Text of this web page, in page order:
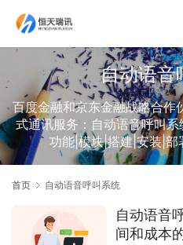
自动语音
百度金融和京东金融战略合作
式通讯服务：自动语音呼叫
功能|模块|搭建|安装|
首页 自动语音呼叫系统
自动语音
间和成本